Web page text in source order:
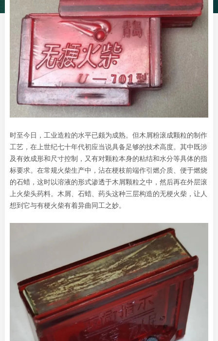
时至今日，工业造粒的水平已颇为成熟。但木屑粉滚成颗粒的制作
工艺，在上世纪七十年代初应当说具备足够的技术高度。其中既涉
及有效成形和尺寸控制，又有对颗粒本身的粘结和水分等具体的指
标要求。在常规火柴生产中，沾在梗枝前端作引燃介质、便于燃烧
的石蜡，这时以溶液的形式渗透于木屑颗粒之中，然后再在外层滚
上火柴头药料。木屑、石蜡、药头这种三层构造的无梗火柴，让人
想到它与有梗火柴有着异曲同工之妙。